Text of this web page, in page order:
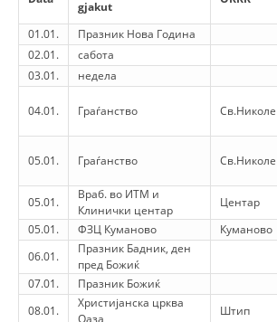
HISTORIA E LËVIZJES
HISTORIA E KRYQIT TË KUQ
KONTAKT INFORMACIONE
LIGJI I KRYQIT TË KUQ
gjakut
01.01.
Празник Нова Година
02.01.
сабота
03.01.
недела
04.01. Граѓанство Св.Николе
05.01. Граѓанство Св.Николе
05.01.
Враб. во ИТМ и
Клинички центар
Центар
05.01.
ФЗЦ Куманово Куманово
06.01.
Празник Бадник, ден
пред Божиќ
07.01.
Празник Божиќ
08.01.
Христијанска црква
Оаза
Штип